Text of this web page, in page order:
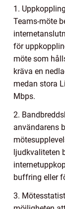
1.
Teams-möte
för
möte som
kräva en
medan stora
Mbps.
2.
användarens
ljudkvaliteten
buffring eller
3.